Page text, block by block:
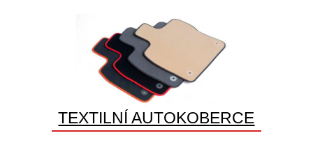
TEXTILNÍ AUTOKOBERCE